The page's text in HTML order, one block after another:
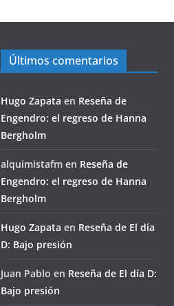
Últimos comentarios
Hugo Zapata en Reseña de
Engendro: el regreso de Hanna
Bergholm
alquimistafm en Reseña de
Engendro: el regreso de Hanna
Bergholm
Hugo Zapata en Reseña de El día
D: Bajo presión
Juan Pablo en Reseña de El día D:
Bajo presión